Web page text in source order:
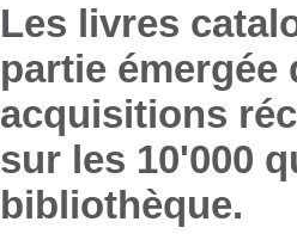
Les livres
partie
acquisitions
sur les 10'000
bibliothèque.